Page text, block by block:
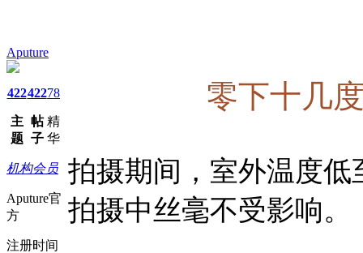
Aputure
422
主
题
422
帖
子
78
精
华
机构会员
Aputure官
方
注册时间
零下十几
拍摄期间，室外温度
拍摄中丝毫不受影响。